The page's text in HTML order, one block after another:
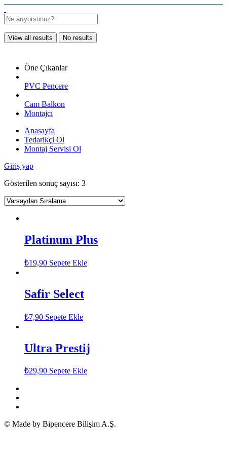
View all results No results
Öne Çıkanlar
PVC Pencere
Cam Balkon
Montajcı
Anasayfa
Tedarikçi Ol
Montaj Servisi Ol
Giriş yap
Gösterilen sonuç sayısı: 3
Platinum Plus
₺19,90 Sepete Ekle
Safir Select
₺7,90 Sepete Ekle
Ultra Prestij
₺29,90 Sepete Ekle
© Made by Bipencere Bilişim A.Ş.